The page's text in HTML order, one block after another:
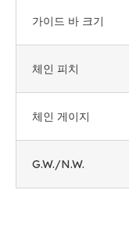
가이드 바 크기
체인 피치
체인 게이지
G.W./N.W.